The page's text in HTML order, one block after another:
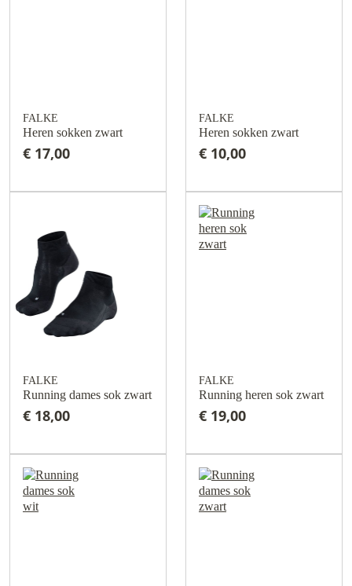
FALKE
Heren sokken zwart
€ 17,00
FALKE
Heren sokken zwart
€ 10,00
FALKE
Running dames sok zwart
€ 18,00
FALKE
Running heren sok zwart
€ 19,00